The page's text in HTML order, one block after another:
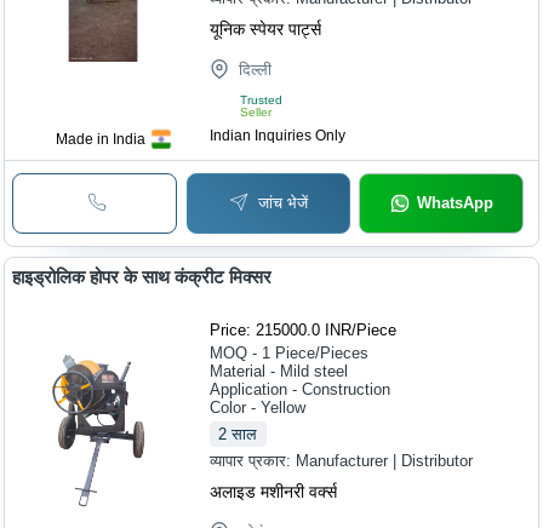
Made in India
यूनिक स्पेयर पार्ट्स
दिल्ली
Trusted
Seller
Indian Inquiries Only
जांच भेजें WhatsApp
हाइड्रोलिक होपर के साथ कंक्रीट मिक्सर
Price: 215000.0 INR/Piece
MOQ - 1 Piece/Pieces
Material - Mild steel
Application - Construction
Color - Yellow
2 साल
व्यापार प्रकार: Manufacturer | Distributor
अलाइड मशीनरी वर्क्स